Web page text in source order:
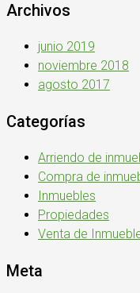
Archivos
junio 2019
noviembre 2018
agosto 2017
Categorías
Arriendo de
Compra de
Inmuebles
Propiedades
Venta de
Meta